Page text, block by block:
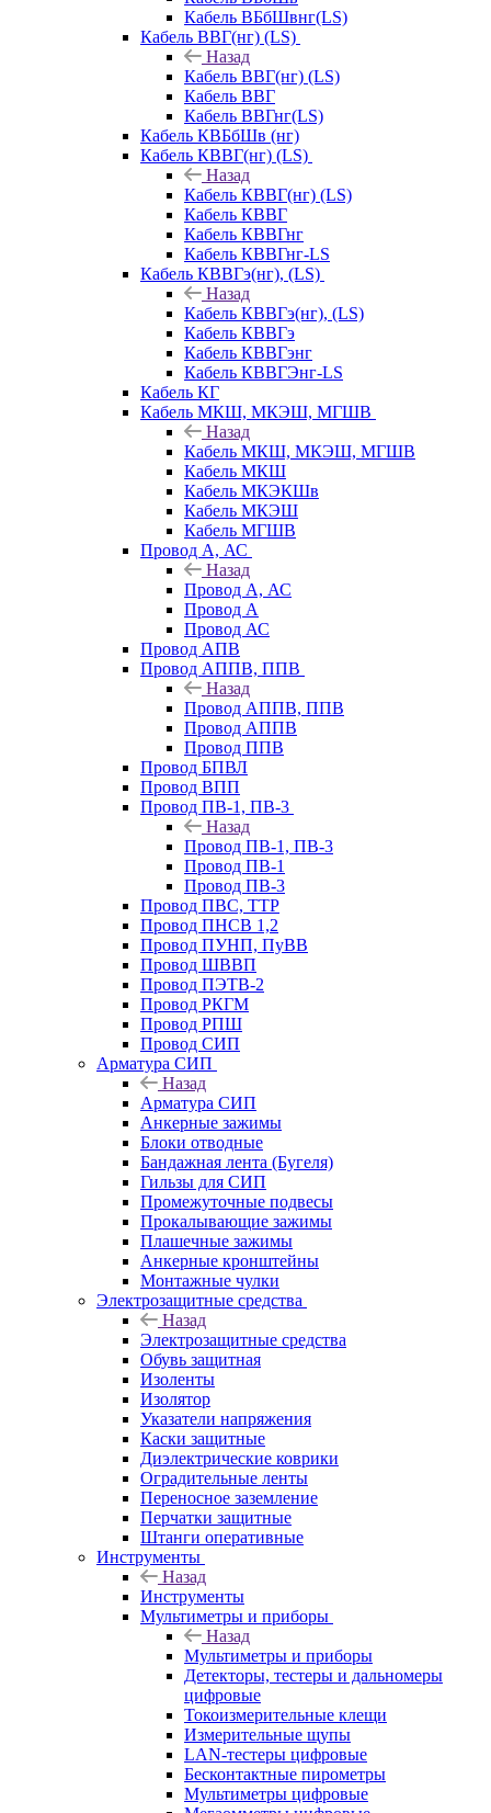
Кабель ВБбШвнг(LS)
Кабель ВВГ(нг) (LS)
Назад
Кабель ВВГ(нг) (LS)
Кабель ВВГ
Кабель ВВГнг(LS)
Кабель КВБбШв (нг)
Кабель КВВГ(нг) (LS)
Назад
Кабель КВВГ(нг) (LS)
Кабель КВВГ
Кабель КВВГнг
Кабель КВВГнг-LS
Кабель КВВГэ(нг), (LS)
Назад
Кабель КВВГэ(нг), (LS)
Кабель КВВГэ
Кабель КВВГэнг
Кабель КВВГЭнг-LS
Кабель КГ
Кабель МКШ, МКЭШ, МГШВ
Назад
Кабель МКШ, МКЭШ, МГШВ
Кабель МКШ
Кабель МКЭКШв
Кабель МКЭШ
Кабель МГШВ
Провод А, АС
Назад
Провод А, АС
Провод А
Провод АС
Провод АПВ
Провод АППВ, ППВ
Назад
Провод АППВ, ППВ
Провод АППВ
Провод ППВ
Провод БПВЛ
Провод ВПП
Провод ПВ-1, ПВ-3
Назад
Провод ПВ-1, ПВ-3
Провод ПВ-1
Провод ПВ-3
Провод ПВС, ТТР
Провод ПНСВ 1,2
Провод ПУНП, ПуВВ
Провод ШВВП
Провод ПЭТВ-2
Провод РКГМ
Провод РПШ
Провод СИП
Арматура СИП
Назад
Арматура СИП
Анкерные зажимы
Блоки отводные
Бандажная лента (Бугеля)
Гильзы для СИП
Промежуточные подвесы
Прокалывающие зажимы
Плашечные зажимы
Анкерные кронштейны
Монтажные чулки
Электрозащитные средства
Назад
Электрозащитные средства
Обувь защитная
Изоленты
Изолятор
Указатели напряжения
Каски защитные
Диэлектрические коврики
Оградительные ленты
Переносное заземление
Перчатки защитные
Штанги оперативные
Инструменты
Назад
Инструменты
Мультиметры и приборы
Назад
Мультиметры и приборы
Детекторы, тестеры и дальномеры
цифровые
Токоизмерительные клещи
Измерительные щупы
LAN-тестеры цифровые
Бесконтактные пирометры
Мультиметры цифровые